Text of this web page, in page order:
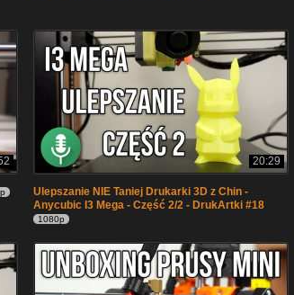
20:29
Ulepszanie NIE Taniej Drukarki 3D z Chin -
Anycubic I3 Mega - Część 2/2 - DrukArtki #18
1080p